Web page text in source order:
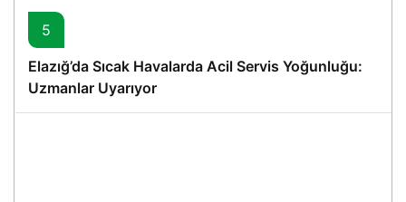
5
Elazığ’da Sıcak Havalarda Acil Servis Yoğunluğu:
Uzmanlar Uyarıyor